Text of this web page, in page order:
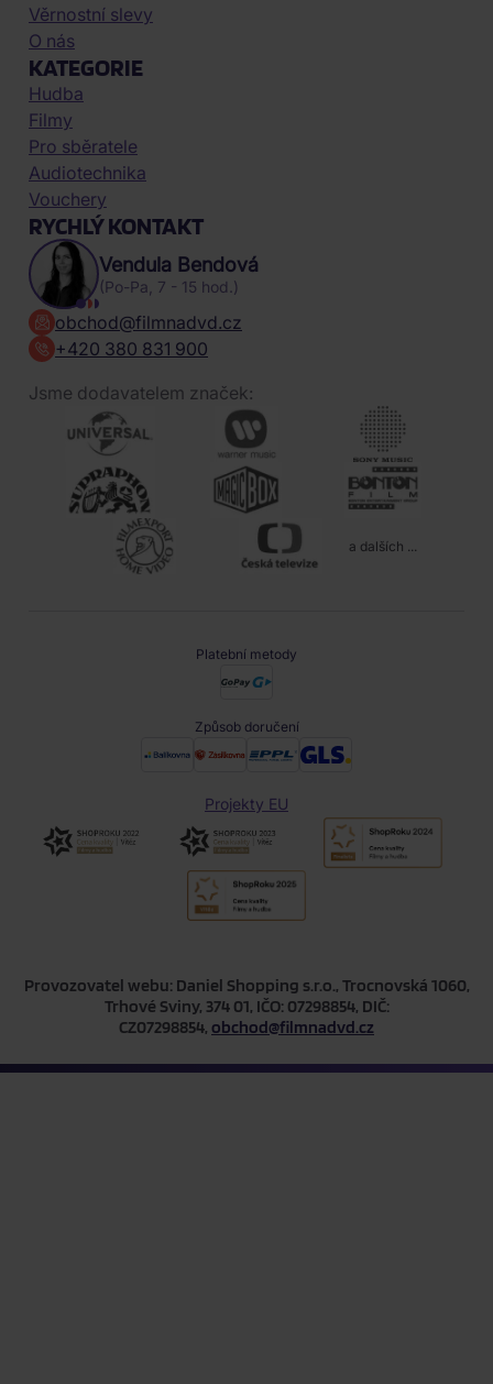
Věrnostní slevy
O nás
KATEGORIE
Hudba
Filmy
Pro sběratele
Audiotechnika
Vouchery
RYCHLÝ KONTAKT
Vendula Bendová
(Po-Pa, 7 - 15 hod.)
obchod@filmnadvd.cz
+420 380 831 900
Jsme dodavatelem značek:
a dalších ...
Platební metody
Způsob doručení
Projekty EU
Provozovatel webu: Daniel Shopping s.r.o., Trocnovská 1060,
Trhové Sviny, 374 01, IČO: 07298854, DIČ:
CZ07298854, obchod@filmnadvd.cz